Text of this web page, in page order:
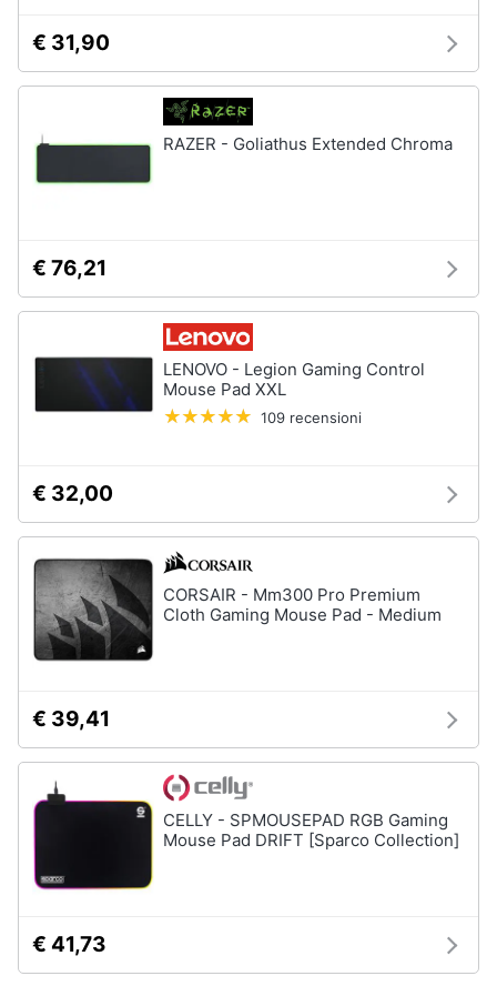
€ 31,90
RAZER - Goliathus Extended Chroma
€ 76,21
LENOVO - Legion Gaming Control
Mouse Pad XXL
109 recensioni
€ 32,00
CORSAIR - Mm300 Pro Premium
Cloth Gaming Mouse Pad - Medium
€ 39,41
CELLY - SPMOUSEPAD RGB Gaming
Mouse Pad DRIFT [Sparco Collection]
€ 41,73